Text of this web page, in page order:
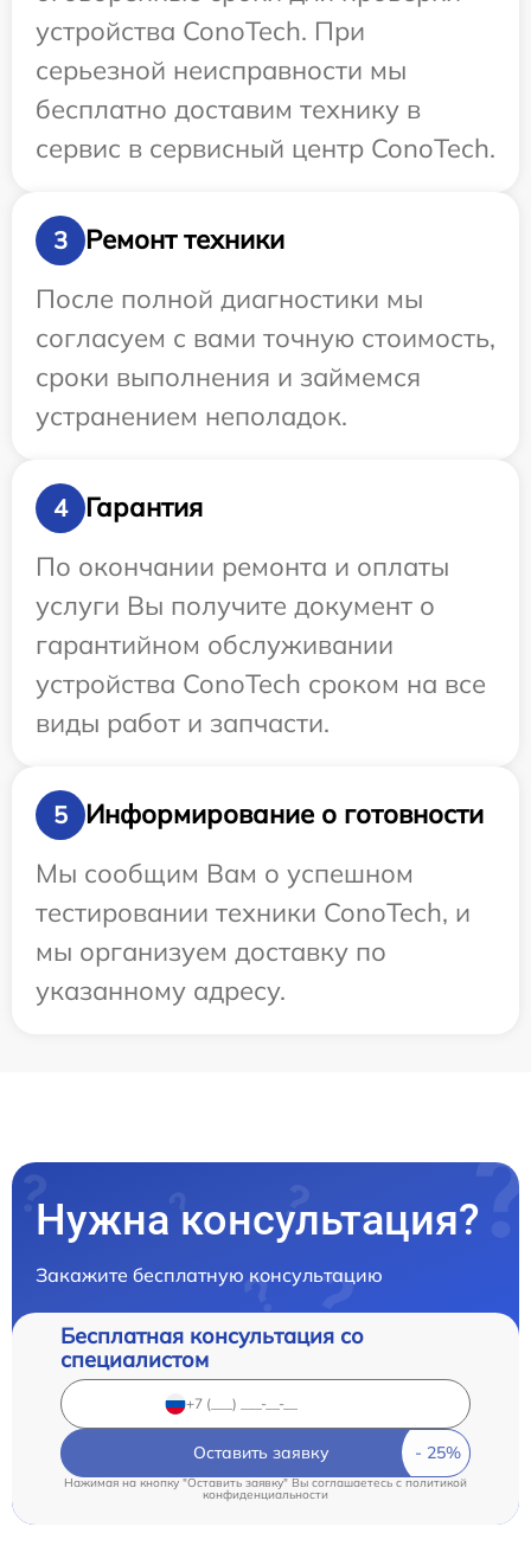
устройства ConoTech. При
серьезной неисправности мы
бесплатно доставим технику в
сервис в сервисный центр ConoTech.
3
Ремонт техники
После полной диагностики мы
согласуем с вами точную стоимость,
сроки выполнения и займемся
устранением неполадок.
4
Гарантия
По окончании ремонта и оплаты
услуги Вы получите документ о
гарантийном обслуживании
устройства ConoTech сроком на все
виды работ и запчасти.
5
Информирование о готовности
Мы сообщим Вам о успешном
тестировании техники ConoTech, и
мы организуем доставку по
указанному адресу.
Нужна консультация?
Закажите бесплатную консультацию
Бесплатная консультация со
специалистом
Оставить заявку
Нажимая на кнопку "Оставить заявку" Вы соглашаетесь cполитикой
конфиденциальности